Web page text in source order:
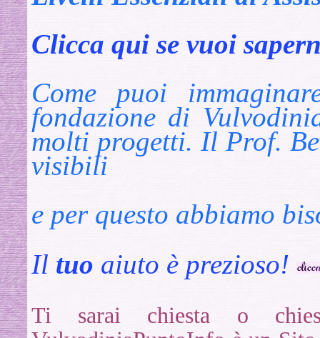
Clicca qui se vuoi
Come puoi
fondazione di
molti progetti. Il Prof.
visibili
e per questo abbiamo
Il tuo aiuto è prezioso!
Ti sarai chiesta o